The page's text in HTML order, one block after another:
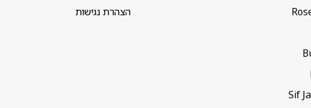
Sif
הצהרת נגישות